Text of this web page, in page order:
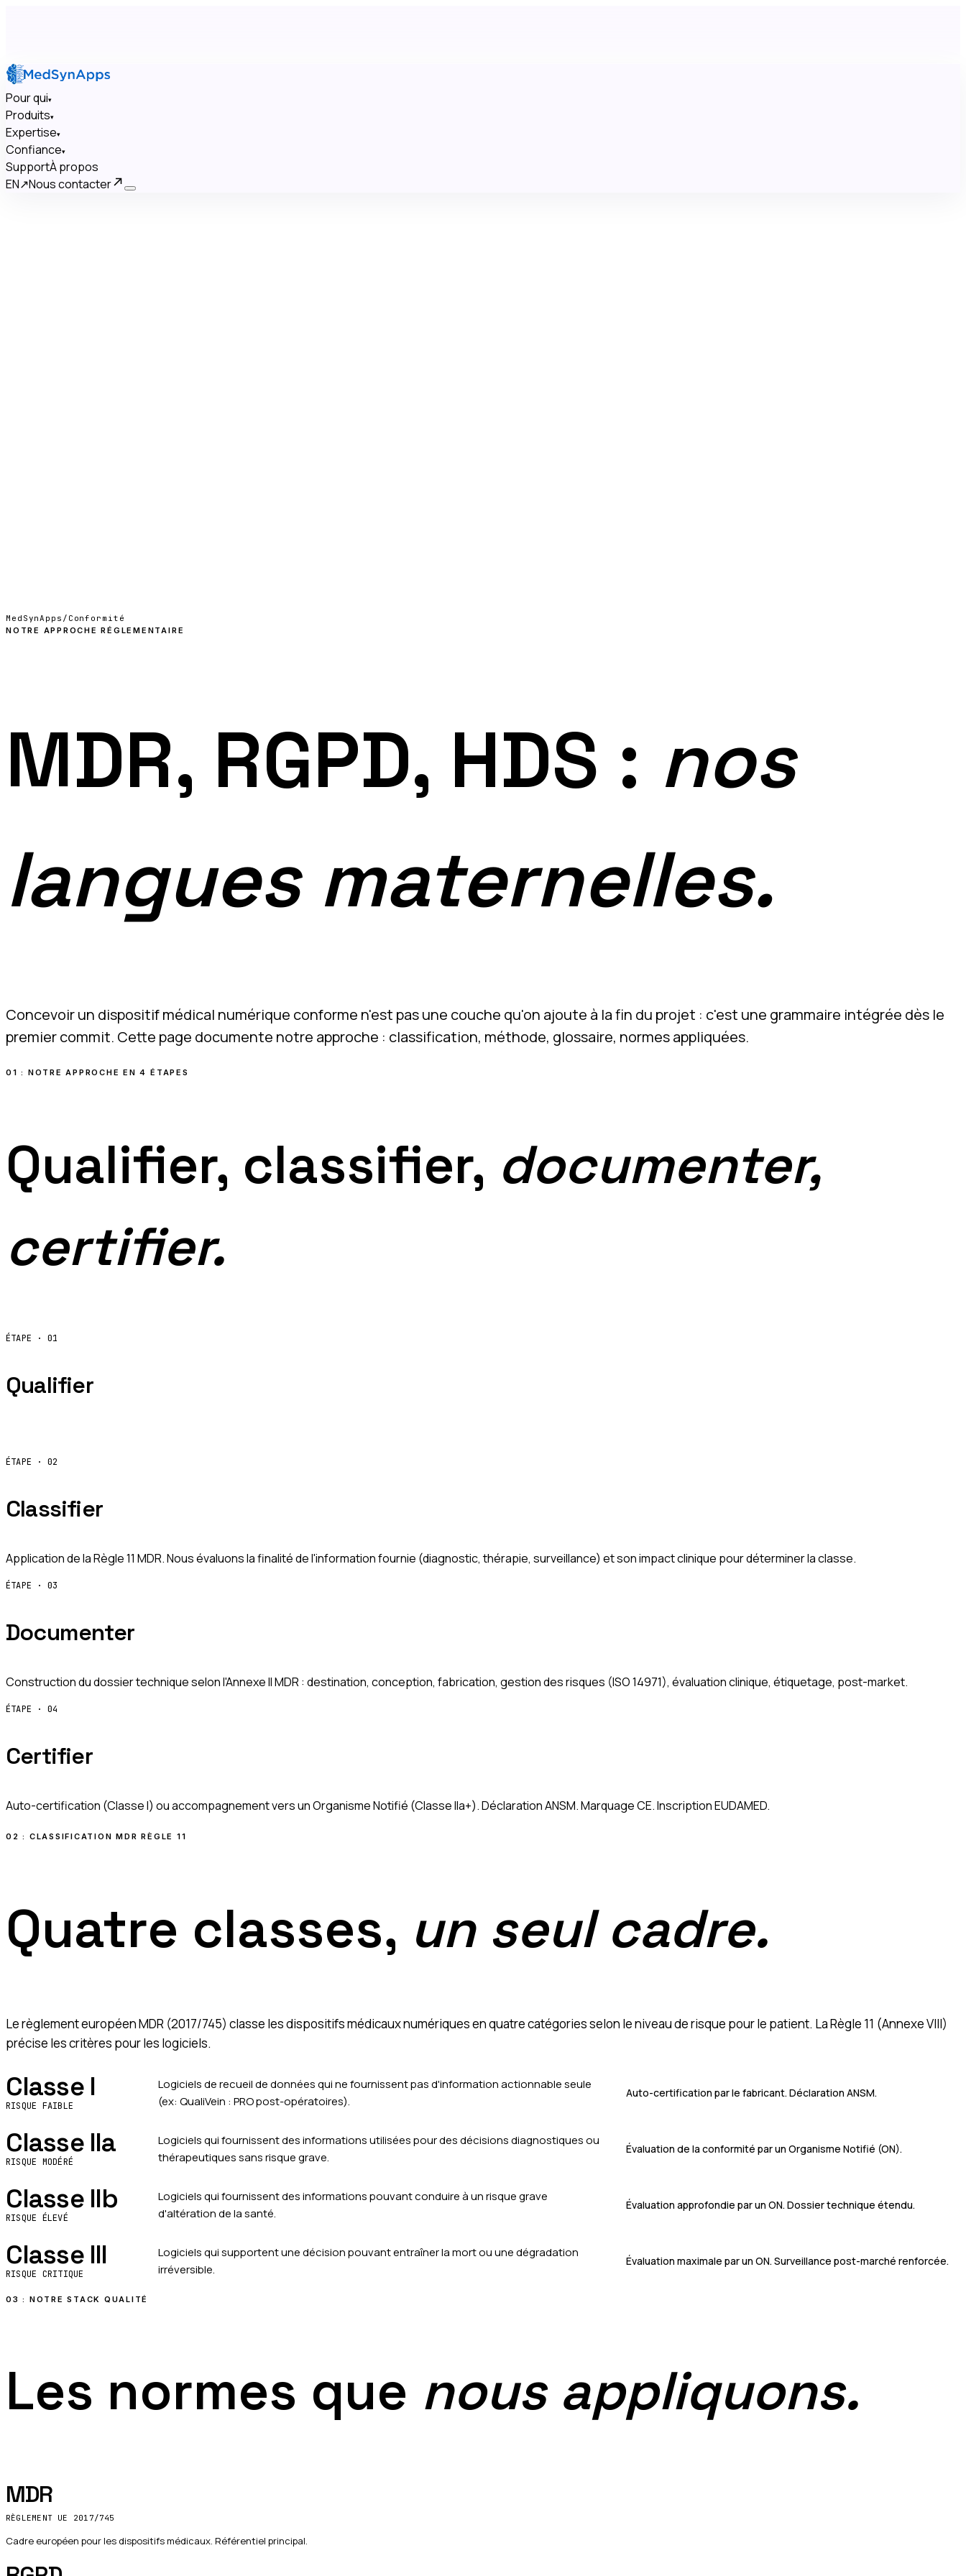
Pour qui▾
Produits▾
Expertise▾
Confiance▾
SupportÀ propos
EN↗Nous contacter
MedSynApps / Conformité
NOTRE APPROCHE RÉGLEMENTAIRE
MDR, RGPD, HDS : nos
langues maternelles.
Concevoir un dispositif médical numérique conforme n'est pas une couche qu'on ajoute à la fin du projet : c'est une grammaire intégrée dès le
premier commit. Cette page documente notre approche : classification, méthode, glossaire, normes appliquées.
01 : NOTRE APPROCHE EN 4 ÉTAPES
Qualifier, classifier, documenter,
certifier.
ÉTAPE · 01
Qualifier
ÉTAPE · 02
Classifier
Application de la Règle 11 MDR. Nous évaluons la finalité de l'information fournie (diagnostic, thérapie, surveillance) et son impact clinique pour déterminer la classe.
ÉTAPE · 03
Documenter
Construction du dossier technique selon l'Annexe II MDR : destination, conception, fabrication, gestion des risques (ISO 14971), évaluation clinique, étiquetage, post-market.
ÉTAPE · 04
Certifier
Auto-certification (Classe I) ou accompagnement vers un Organisme Notifié (Classe IIa+). Déclaration ANSM. Marquage CE. Inscription EUDAMED.
02 : CLASSIFICATION MDR RÈGLE 11
Quatre classes, un seul cadre.
Le règlement européen MDR (2017/745) classe les dispositifs médicaux numériques en quatre catégories selon le niveau de risque pour le patient. La Règle 11 (Annexe VIII)
précise les critères pour les logiciels.
Classe I
RISQUE FAIBLE
Logiciels de recueil de données qui ne fournissent pas d'information actionnable seule
(ex: QualiVein : PRO post-opératoires).
Auto-certification par le fabricant. Déclaration ANSM.
Classe IIa
RISQUE MODÉRÉ
Logiciels qui fournissent des informations utilisées pour des décisions diagnostiques ou
thérapeutiques sans risque grave.
Évaluation de la conformité par un Organisme Notifié (ON).
Classe IIb
RISQUE ÉLEVÉ
Logiciels qui fournissent des informations pouvant conduire à un risque grave
d'altération de la santé.
Évaluation approfondie par un ON. Dossier technique étendu.
Classe III
RISQUE CRITIQUE
Logiciels qui supportent une décision pouvant entraîner la mort ou une dégradation
irréversible.
Évaluation maximale par un ON. Surveillance post-marché renforcée.
03 : NOTRE STACK QUALITÉ
Les normes que nous appliquons.
MDR
RÈGLEMENT UE 2017/745
Cadre européen pour les dispositifs médicaux. Référentiel principal.